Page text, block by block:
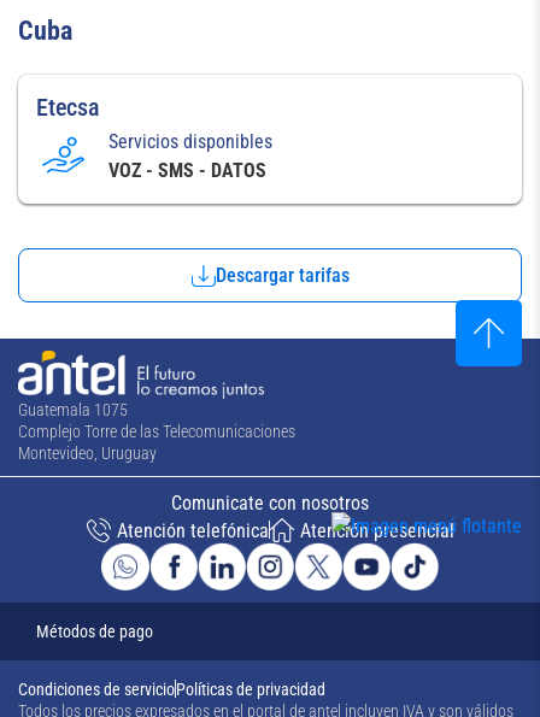
Cuba
Etecsa
Servicios disponibles
VOZ - SMS - DATOS
Descargar tarifas
Guatemala 1075
Complejo Torre de las Telecomunicaciones
Montevideo, Uruguay
Comunicate con nosotros
Atención telefónica
Atención presencial
Métodos de pago
Todos los precios expresados en el portal de antel incluyen IVA y son válidos
Condiciones de servicioPolíticas de privacidad